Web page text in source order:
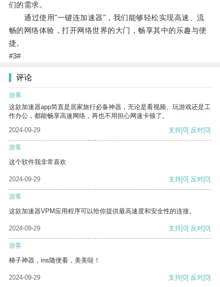
们的需求。
通过使用"一键连加速器"，我们能够轻松实现高速、流
畅的网络体验，打开网络世界的大门，畅享其中的乐趣与便
捷。
#3#
评论
游客
这款加速器app简直是居家旅行必备神器，无论是看视频、玩游戏还是工
作办公，都能畅享高速网络，再也不用担心网速卡顿了。
2024-09-29
支持[0] 反对[0]
游客
这个软件我非常喜欢
2024-09-29 支持[0] 反对[0]
游客
这款加速器VPM应用程序可以给你提供最高速度和安全性的连接。
2024-09-29 支持[0] 反对[0]
游客
梯子神器，ins随便看，美美哒！
2024-09-29 支持[0] 反对[0]